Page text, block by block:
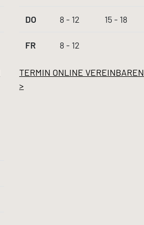
DO 8 - 12 15 - 18
FR 8 - 12
TERMIN ONLINE VEREINBAREN
>